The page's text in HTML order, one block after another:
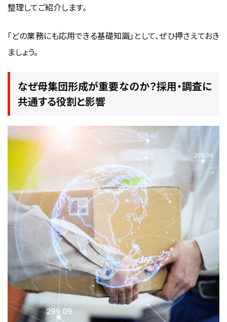
整理してご紹介します。
「どの業務にも応用できる基礎知識」として、ぜひ押さえておき
ましょう。
なぜ母集団形成が重要なのか？採用・調査に
共通する役割と影響